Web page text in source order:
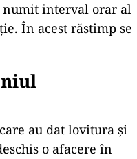
numit interval orar al
În acest răstimp se
au dat lovitura și
o afacere în